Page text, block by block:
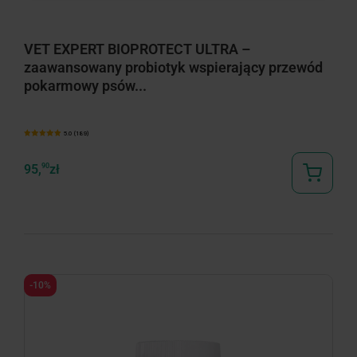
VET EXPERT BIOPROTECT ULTRA –
zaawansowany probiotyk wspierający przewód
pokarmowy psów...
5.0 (189)
95,90zł
-10%